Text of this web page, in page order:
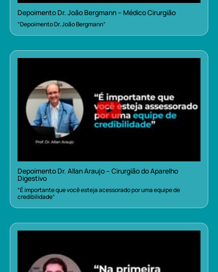
Depoimento Dr. João Bergmann – Médico Cirurgião
“Depoimento Dr. João Bergmann”
Depoimento Dr. Allan Araujo – Cirurgião do Aparelho
Digestivo
“É importante que você esteja acessorado por uma equipe de
credibilidade”